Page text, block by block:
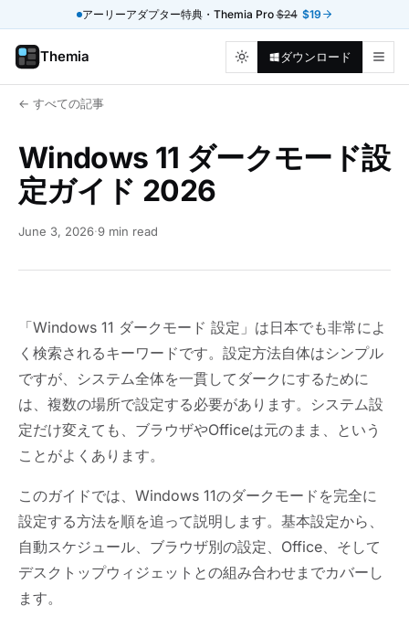
アーリーアダプター特典・Themia Pro$24 $19
Themia ダウンロード
← すべての記事
Windows 11 ダークモード設
定ガイド 2026
June 3, 2026·9 min read
「Windows 11 ダークモード 設定」は日本でも非常によ
く検索されるキーワードです。設定方法自体はシンプル
ですが、システム全体を一貫してダークにするために
は、複数の場所で設定する必要があります。システム設
定だけ変えても、ブラウザやOfficeは元のまま、という
ことがよくあります。
このガイドでは、Windows 11のダークモードを完全に
設定する方法を順を追って説明します。基本設定から、
自動スケジュール、ブラウザ別の設定、Office、そして
デスクトップウィジェットとの組み合わせまでカバーし
ます。